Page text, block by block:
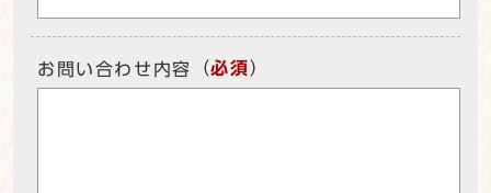
お問い合わせ内容 （必須）